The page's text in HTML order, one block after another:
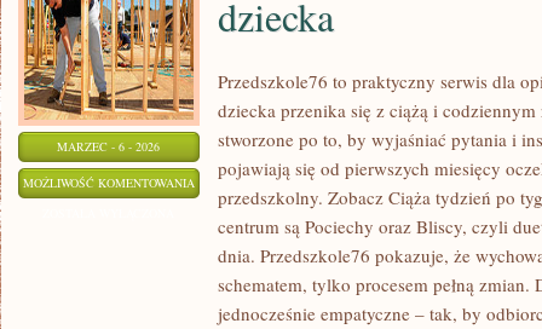
MARZEC - 6 - 2026
MOŻLIWOŚĆ KOMENTOWANIA PIELĘGNACJA
BEZPIECZEŃSTWO
dziecka
Przedszkole76 to praktyczny serwis dla
dziecka przenika się z ciążą i
stworzone po to, by wyjaśniać pytania i
pojawiają się od pierwszych miesięcy
przedszkolny. Zobacz Ciąża tydzień po
centrum są Pociechy oraz Bliscy, czyli
dnia. Przedszkole76 pokazuje, że
schematem, tylko procesem pełną
jednocześnie empatyczne – tak, by